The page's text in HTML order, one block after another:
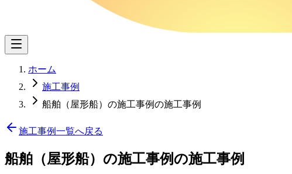
ホーム
施工事例
船舶（屋形船）の施工事例の施工事例
施工事例一覧へ戻る
船舶（屋形船）の施工事例の施工事例